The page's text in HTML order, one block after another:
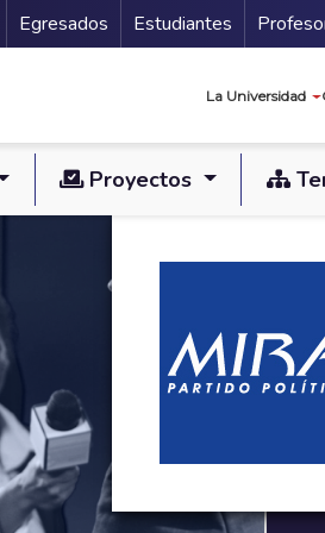
Secundario
Egresados Estudiantes
La Universidad
Proyectos